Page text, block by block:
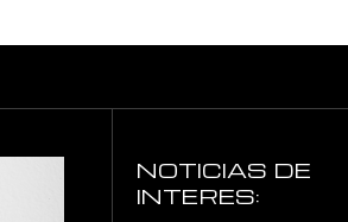
NOTICIAS DE
INTERES: